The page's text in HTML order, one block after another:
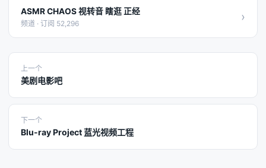
ASMR CHAOS 视转音 瞎逛 正经
频道 · 订阅 52,296 ›
上一个
美剧电影吧
下一个
Blu-ray Project 蓝光视频工程